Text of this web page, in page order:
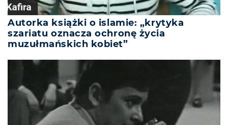
Autorka książki o islamie: „krytyka
szariatu oznacza ochronę życia
muzułmańskich kobiet”